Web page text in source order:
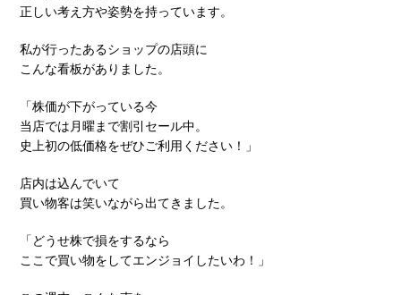
正しい考え方や姿勢を持っています。
私が行ったあるショップの店頭に
こんな看板がありました。
「株価が下がっている今
当店では月曜まで割引セール中。
史上初の低価格をぜひご利用ください！」
店内は込んでいて
買い物客は笑いながら出てきました。
「どうせ株で損をするなら
ここで買い物をしてエンジョイしたいわ！」